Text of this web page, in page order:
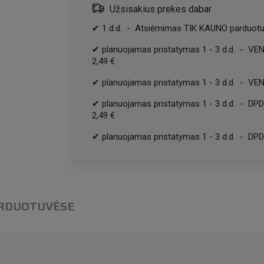
Užsisakius prekes dabar
✔ 1 d.d. - Atsiėmimas TIK KAUNO
✔ planuojamas pristatymas 1 - 3 d.d. -
2,49 €
✔ planuojamas pristatymas 1 - 3 d.d. -
✔ planuojamas pristatymas 1 - 3 d.d. -
2,49 €
✔ planuojamas pristatymas 1 - 3 d.d. -